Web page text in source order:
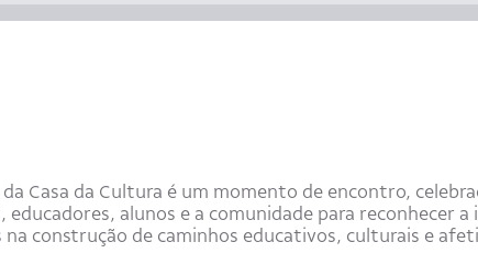
da Casa da Cultura é um momento de encontro,
educadores, alunos e a comunidade para reconhecer
na construção de caminhos educativos, culturais e